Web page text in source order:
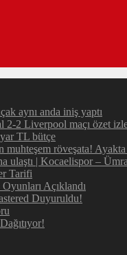
aynı anda iniş yaptı
2 Liverpool maçı özet
TL bütçe
muhteşem röveşata!
ulaştı | Kocaelispor –
Tarifi
Açıklandı
Duyuruldu!